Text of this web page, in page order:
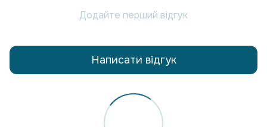
Додайте перший відгук
Написати відгук